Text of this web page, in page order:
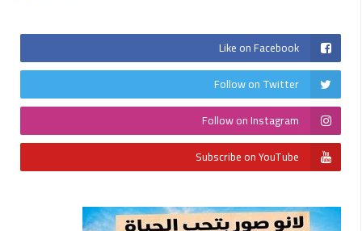
Like on Facebook
Follow on Twitter
Follow on Instagram
Subscribe on YouTube